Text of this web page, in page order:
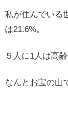
私が住んでいる
は21.6%。
５人に1人は高
なんとお宝の山